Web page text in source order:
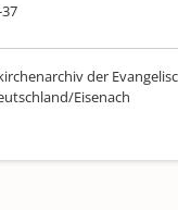
der
Eisenach